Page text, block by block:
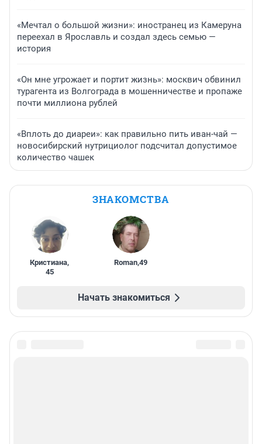
«Мечтал о большой жизни»: иностранец из Камеруна
переехал в Ярославль и создал здесь семью —
история
«Он мне угрожает и портит жизнь»: москвич обвинил
турагента из Волгограда в мошенничестве и пропаже
почти миллиона рублей
«Вплоть до диареи»: как правильно пить иван-чай —
новосибирский нутрициолог подсчитал допустимое
количество чашек
ЗНАКОМСТВА
Кристиана,
45
Roman,49
Начать знакомиться